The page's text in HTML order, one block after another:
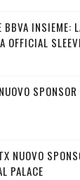
BBVA INSIEME:
OFFICIAL
NUOVO
PALACE